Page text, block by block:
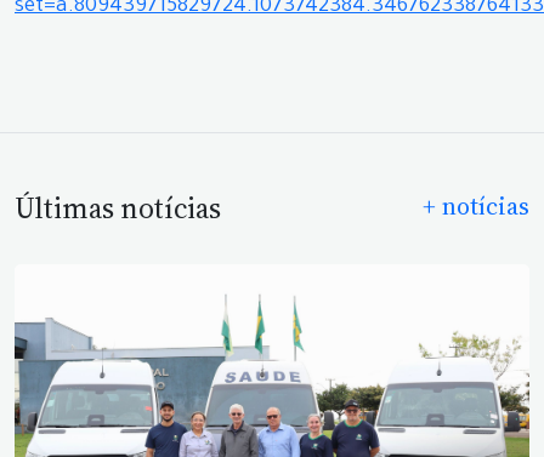
Últimas notícias + notícias